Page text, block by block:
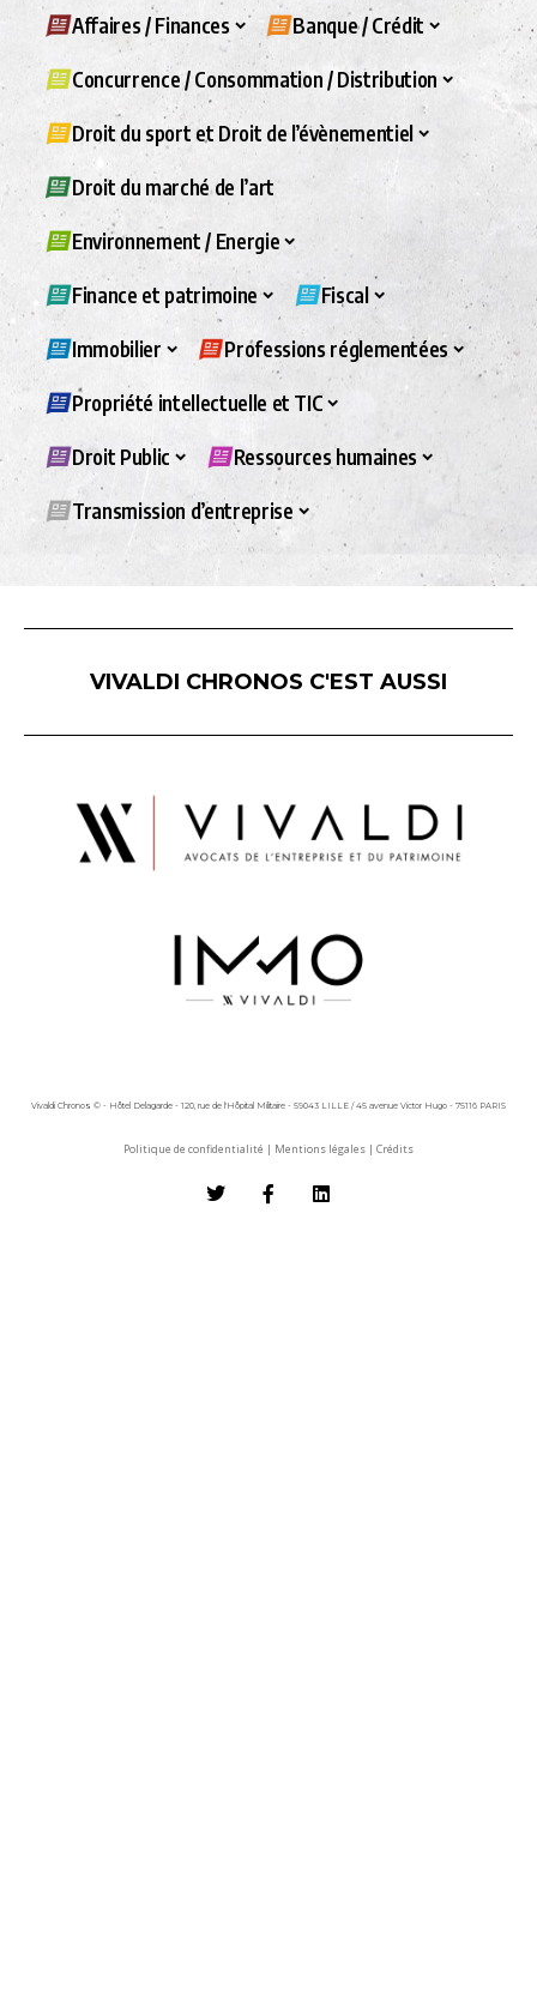
Affaires / Finances Banque / Crédit
Concurrence / Consommation / Distribution
Droit du sport et Droit de l’évènementiel
Droit du marché de l’art
Environnement / Energie
Finance et patrimoine Fiscal
Immobilier Professions réglementées
Propriété intellectuelle et TIC
Droit Public Ressources humaines
Transmission d’entreprise
VIVALDI CHRONOS C'EST AUSSI
Vivaldi Chronos © - Hôtel Delagarde - 120, rue de l'Hôpital Militaire - 59043 LILLE / 45 avenue Victor Hugo - 75116 PARIS
Politique de confidentialité | Mentions légales | Crédits